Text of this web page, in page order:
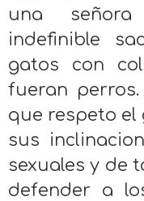
una
indefinible
gatos con
fueran
que respeto el
sus
sexuales y de
defender a